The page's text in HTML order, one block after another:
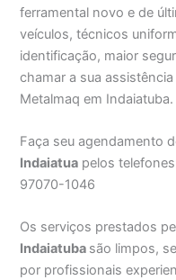
ferramental novo e de
veículos, técnicos
identificação, maior
chamar a sua
Metalmaq em Indaiatuba.
Faça seu agendamento
Indaiatua pelos
97070-1046
Os serviços prestados
Indaiatuba são limpos,
por profissionais